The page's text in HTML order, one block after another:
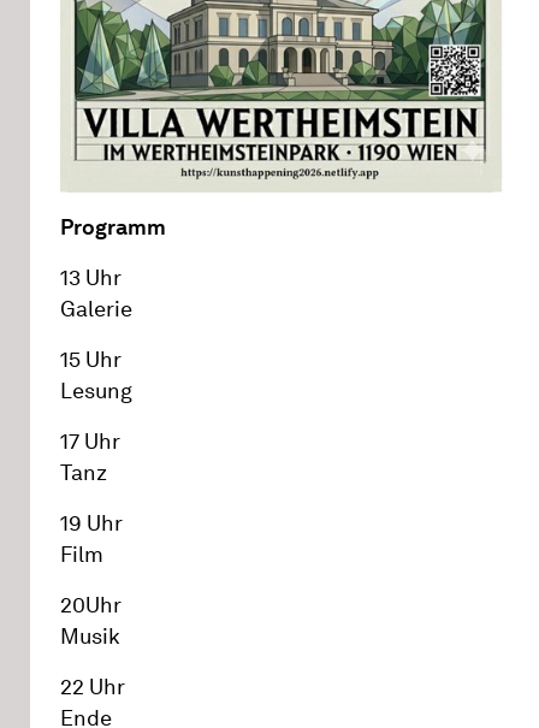
Programm
13 Uhr
Galerie
15 Uhr
Lesung
17 Uhr
Tanz
19 Uhr
Film
20Uhr
Musik
22 Uhr
Ende